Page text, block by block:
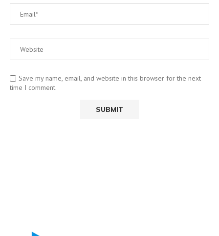
Save my name, email, and website in this browser for the next
time I comment.